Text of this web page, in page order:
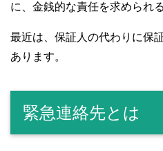
に、金銭的な責任を求められ
最近は、保証人の代わりに保
あります。
緊急連絡先とは